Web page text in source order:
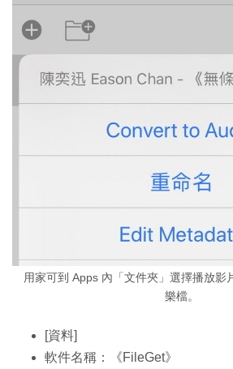
用家可到 Apps 內「文件夾」選擇播放影
樂檔。
[資料]
軟件名稱：《FileGet》